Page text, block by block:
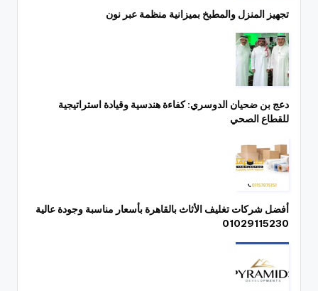
تجهيز المنزل والمطبخ بميزانية منظمة عبر نون
دعج بن ضحيان الدوسري: كفاءة هندسية وقيادة استراتيجية
للقطاع الصحي
أفضل شركات تغليف الأثاث بالقاهرة بأسعار مناسبة وجودة عالية
01029115230